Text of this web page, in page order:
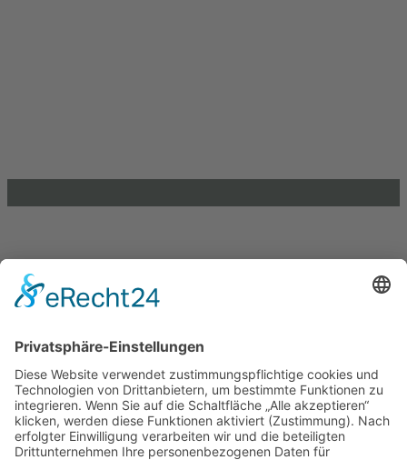
Unterstütze die .lkj) Sachsen-Anhalt durch deine
Online-Einkäufe. Ganz ohne Mehrkosten.
Kontakt